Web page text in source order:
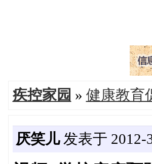
疾控家园 » 健康教育
厌笑儿发表于 2012-